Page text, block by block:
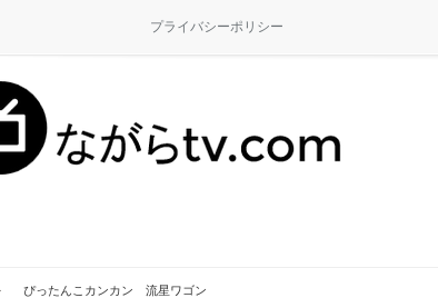
プライバシーポリシー
ぴったんこカンカン 流星ワゴン